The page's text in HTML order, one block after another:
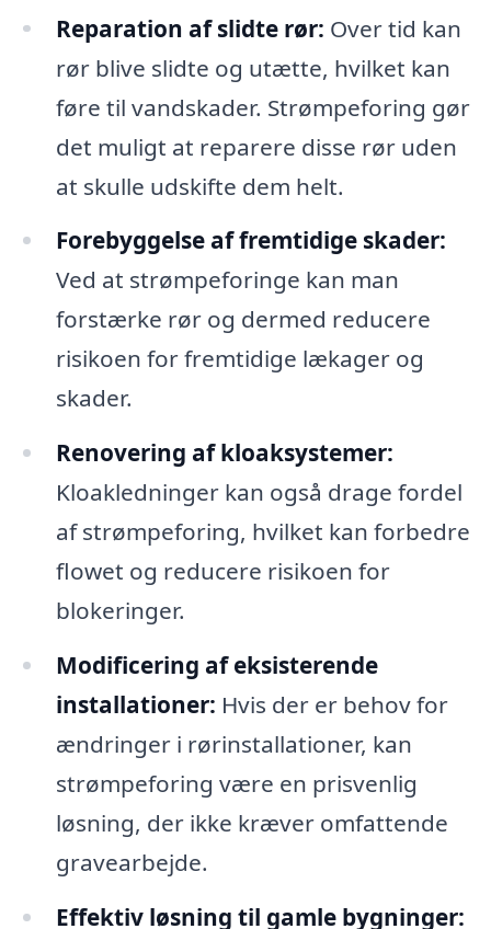
Reparation af slidte rør: Over tid kan
rør blive slidte og utætte, hvilket kan
føre til vandskader. Strømpeforing gør
det muligt at reparere disse rør uden
at skulle udskifte dem helt.
Forebyggelse af fremtidige skader:
Ved at strømpeforinge kan man
forstærke rør og dermed reducere
risikoen for fremtidige lækager og
skader.
Renovering af kloaksystemer:
Kloakledninger kan også drage fordel
af strømpeforing, hvilket kan forbedre
flowet og reducere risikoen for
blokeringer.
Modificering af eksisterende
installationer: Hvis der er behov for
ændringer i rørinstallationer, kan
strømpeforing være en prisvenlig
løsning, der ikke kræver omfattende
gravearbejde.
Effektiv løsning til gamle bygninger: